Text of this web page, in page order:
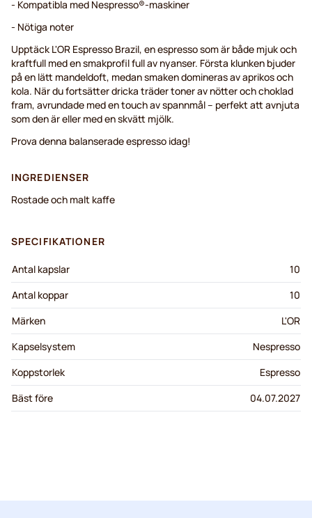
- Kompatibla med Nespresso®-maskiner
- Nötiga noter
Upptäck L'OR Espresso Brazil, en espresso som är både mjuk och
kraftfull med en smakprofil full av nyanser. Första klunken bjuder
på en lätt mandeldoft, medan smaken domineras av aprikos och
kola. När du fortsätter dricka träder toner av nötter och choklad
fram, avrundade med en touch av spannmål – perfekt att avnjuta
som den är eller med en skvätt mjölk.
Prova denna balanserade espresso idag!
INGREDIENSER
Rostade och malt kaffe
SPECIFIKATIONER
Antal kapslar
10
Antal koppar
10
Märken
L'OR
Kapselsystem
Nespresso
Koppstorlek
Espresso
Bäst före
04.07.2027